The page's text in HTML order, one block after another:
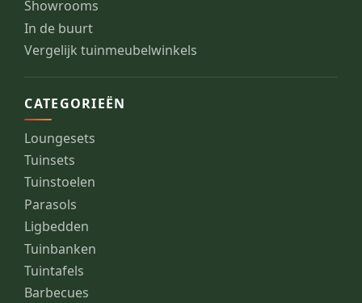
Showrooms
In de buurt
Vergelijk tuinmeubelwinkels
CATEGORIEËN
Loungesets
Tuinsets
Tuinstoelen
Parasols
Ligbedden
Tuinbanken
Tuintafels
Barbecues